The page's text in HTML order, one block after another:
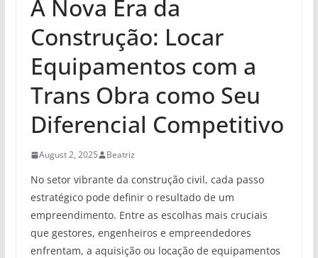
A Nova Era da
Construção: Locar
Equipamentos com a
Trans Obra como Seu
Diferencial Competitivo
August 2, 2025 Beatriz
No setor vibrante da construção civil, cada passo
estratégico pode definir o resultado de um
empreendimento. Entre as escolhas mais cruciais
que gestores, engenheiros e empreendedores
enfrentam, a aquisição ou locação de equipamentos